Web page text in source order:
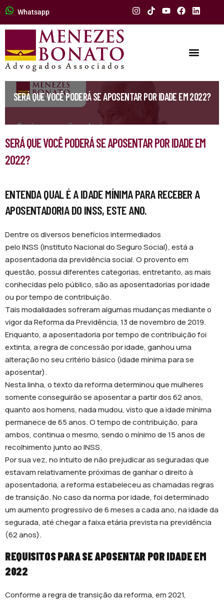
Whatsapp
SERÁ QUE VOCÊ PODERÁ SE APOSENTAR POR IDADE EM 2022?
SERÁ QUE VOCÊ PODERÁ SE APOSENTAR POR IDADE EM
2022?
ENTENDA QUAL É A IDADE MÍNIMA PARA RECEBER A
APOSENTADORIA DO INSS, ESTE ANO.
Dentre os diversos benefícios intermediados
pelo INSS (Instituto Nacional do Seguro Social), está a
aposentadoria da previdência social. O provento em
questão, possui diferentes categorias, entretanto, as mais
conhecidas pelo público, são as aposentadorias por idade
ou por tempo de contribuição.
Tais modalidades sofreram algumas mudanças mediante o
vigor da Reforma da Previdência, 13 de novembro de 2019.
Enquanto, a aposentadoria por tempo de contribuição foi
extinta, a regra de concessão por idade, ganhou uma
alteração no seu critério básico (idade mínima para se
aposentar).
Nesta linha, o texto da reforma determinou que mulheres
somente conseguirão se aposentar a partir dos 62 anos,
quanto aos homens, nada mudou, visto que a idade mínima
permanece de 65 anos. O tempo de contribuição, para
ambos, continua o mesmo, sendo o mínimo de 15 anos de
recolhimento junto ao INSS.
Por sua vez, no intuito de não prejudicar as seguradas que
estavam relativamente próximas de ganhar o direito à
aposentadoria, a reforma estabeleceu as chamadas regras
de transição. No caso da norma por idade, foi determinado
um aumento progressivo de 6 meses a cada ano, na idade da
segurada, até chegar a faixa etária prevista na previdência
(62 anos).
REQUISITOS PARA SE APOSENTAR POR IDADE EM
2022
Conforme a regra de transição da reforma, em 2021,